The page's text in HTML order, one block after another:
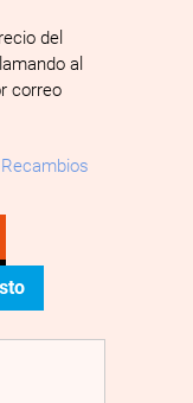
del
al
correo
Recambios